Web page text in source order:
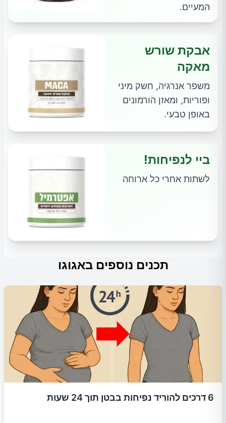
המעיים.
אבקת שורש
מאקה
משפר אנרגיה, חשק מיני
ופוריות, ומאזן הורמונים
באופן טבעי.
ביי לנפיחות!
לשתות אחרי כל ארוחה
תכנים נוספים באגוגו
6 דרכים להוריד נפיחות בבטן תוך 24 שעות